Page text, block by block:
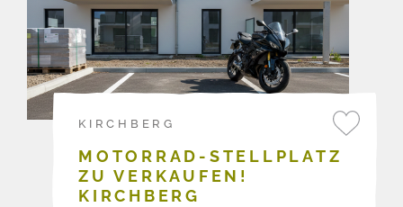
KIRCHBERG
MOTORRAD-STELLPLATZ
ZU VERKAUFEN!
KIRCHBERG